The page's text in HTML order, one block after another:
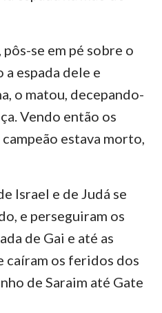
se em pé sobre o
espada dele e
o matou, decepando-
Vendo então os
estava morto,
Israel e de Judá se
e perseguiram os
de Gai e até as
caíram os feridos dos
de Saraim até Gate